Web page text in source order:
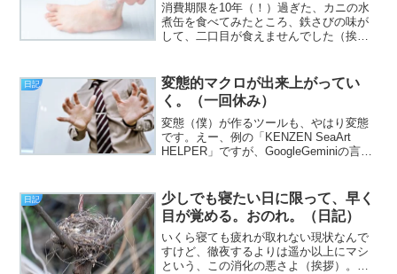
消費期限を10年（！）過ぎた、カニの水
煮缶を食べてみたところ、鉄さびの味が
して、二口目が食えませんでした（挨
ので、その鈍感力が欲しいかも？ と、1
ナノ秒ほど思った木曜日...
日記
変態的マクロが出来上がってい
く。（一回休み）
変態（僕）が作るツールも、やはり変態
です。えー、例の「KENZEN SeaArt
HELPER」ですが、GoogleGeminiの言い
作業で、またも時間が溶けることに。...
日記
少しでも寝たい日に限って、早く
目が覚める。おのれ。（日記）
いくら寝ても疲れが取れない現状なんで
すけど、徹夜するよりは遥か以上にマシ
という、この消化の悪さよ（挨拶）。